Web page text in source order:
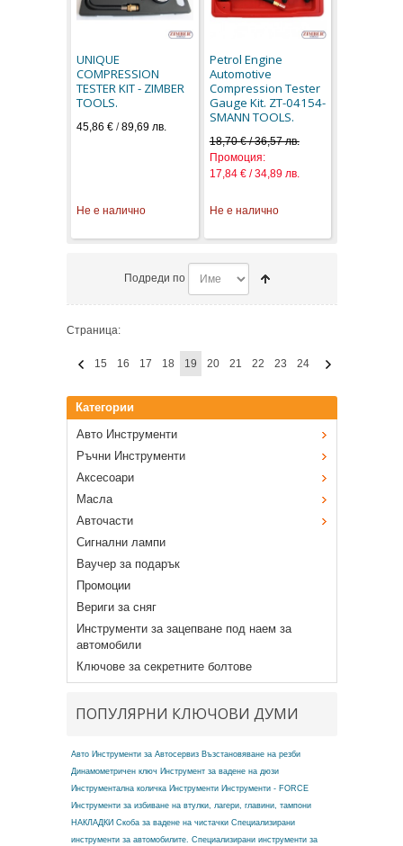
UNIQUE
COMPRESSION
TESTER KIT - ZIMBER
TOOLS.
45,86 € /89,69 лв.
Не е налично
Petrol Engine
Automotive
Compression Tester
Gauge Kit. ZT-04154-
SMANN TOOLS.
18,70 € / 36,57 лв.
Промоция:
17,84 € / 34,89 лв.
Не е налично
Подреди по
Страница:
15 16 17 18 19 20 21 22 23 24
Категории
Авто Инструменти
Ръчни Инструменти
Аксесоари
Масла
Авточасти
Сигнални лампи
Ваучер за подарък
Промоции
Вериги за сняг
Инструменти за зацепване под наем за
автомобили
Ключове за секретните болтове
ПОПУЛЯРНИ КЛЮЧОВИ ДУМИ
Авто Инструменти за Автосервиз Възстановяване на резби
Динамометричен ключ Инструмент за вадене на дюзи
Инструментална количка Инструменти Инструменти - FORCE
Инструменти за избиване на втулки, лагери, главини, тампони
НАКЛАДКИ Скоба за вадене на чистачки Специализирани
инструменти за автомобилите. Специализирани инструменти за